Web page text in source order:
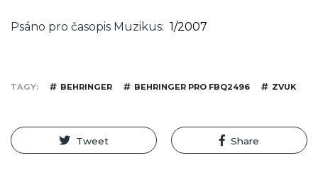
Psáno pro časopis Muzikus 1/2007
TAGY BEHRINGER BEHRINGER PRO FBQ2496 ZVUK
Tweet Share